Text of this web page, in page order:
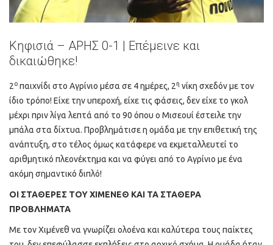
Κηφισιά – ΑΡΗΣ 0-1 | Επέμεινε και
δικαιώθηκε!
2ο παιχνίδι στο Αγρίνιο μέσα σε 4 ημέρες, 2η νίκη σχεδόν με τον
ίδιο τρόπο! Είχε την υπεροχή, είχε τις φάσεις, δεν είχε το γκολ
μέχρι πριν λίγα λεπτά από το 90 όπου ο Μισεουί έστειλε την
μπάλα στα δίχτυα. Προβλημάτισε η ομάδα με την επιθετική της
ανάπτυξη, στο τέλος όμως κατάφερε να εκμεταλλευτεί το
αριθμητικό πλεονέκτημα και να φύγει από το Αγρίνιο με ένα
ακόμη σημαντικό διπλό!
ΟΙ ΣΤΑΘΕΡΕΣ ΤΟΥ ΧΙΜΕΝΕΘ ΚΑΙ ΤΑ ΣΤΑΘΕΡΑ
ΠΡΟΒΛΗΜΑΤΑ
Με τον Χιμένεθ να γνωρίζει ολοένα και καλύτερα τους παίκτες